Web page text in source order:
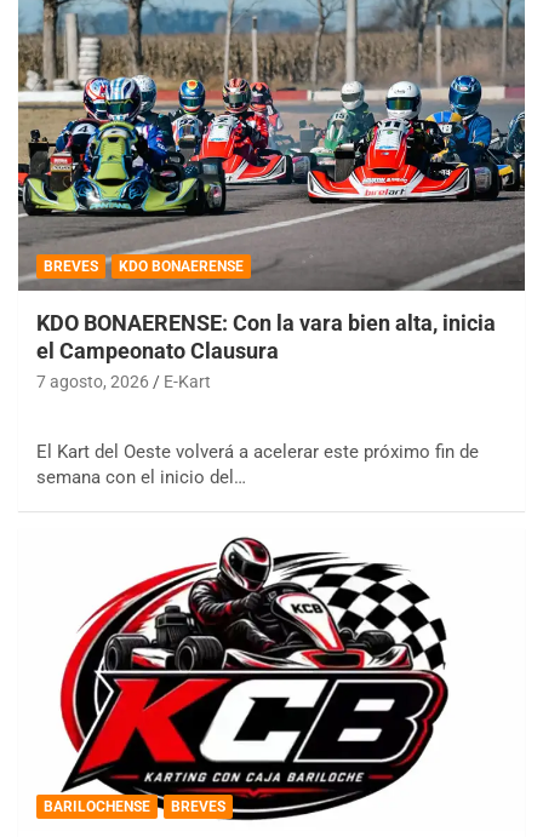
BREVES KDO BONAERENSE
KDO BONAERENSE: Con la vara bien alta, inicia
el Campeonato Clausura
7 agosto, 2026 E-Kart
El Kart del Oeste volverá a acelerar este próximo fin de
semana con el inicio del…
BARILOCHENSE BREVES